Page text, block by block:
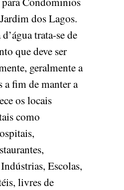
dos Lagos.
trata-se de
que deve ser
geralmente a
a fim de manter a
os locais
como
Escolas,
livres de